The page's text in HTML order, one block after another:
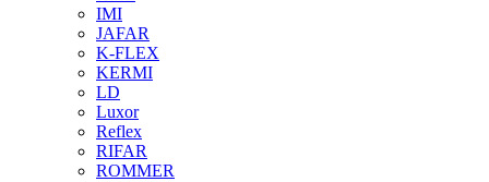
IMI
JAFAR
K-FLEX
KERMI
LD
Luxor
Reflex
RIFAR
ROMMER